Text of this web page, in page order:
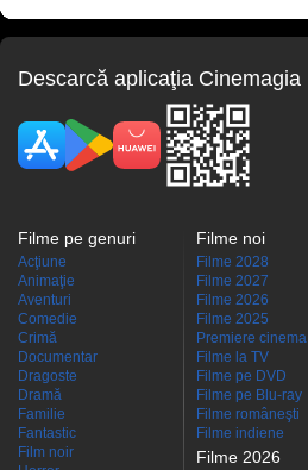
Descarcă aplicaţia Cinemagia
Filme pe genuri
Acţiune
Animaţie
Aventuri
Comedie
Crimă
Documentar
Dragoste
Dramă
Familie
Fantastic
Film noir
Filme noi
Filme 2028
Filme 2027
Filme 2026
Filme 2025
Premiere cinema
Filme la TV
Filme pe DVD
Filme pe Blu-ray
Filme româneşti
Filme indiene
Filme 2026